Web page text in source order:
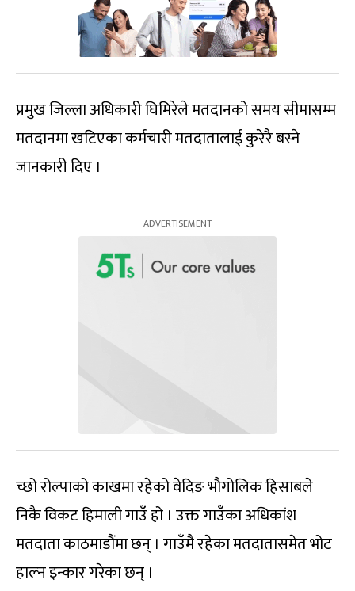
प्रमुख जिल्ला अधिकारी घिमिरेले मतदानको समय सीमासम्म
मतदानमा खटिएका कर्मचारी मतदातालाई कुरेरै बस्ने
जानकारी दिए ।
च्छो रोल्पाको काखमा रहेको वेदिङ भौगोलिक हिसाबले
निकै विकट हिमाली गाउँ हो । उक्त गाउँका अधिकांश
मतदाता काठमाडौंमा छन् । गाउँमै रहेका मतदातासमेत भोट
हाल्न इन्कार गरेका छन् ।